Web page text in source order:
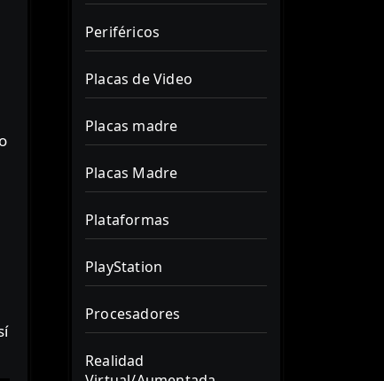
Periféricos
Placas de Video
Placas madre
Placas Madre
Plataformas
PlayStation
Procesadores
Realidad